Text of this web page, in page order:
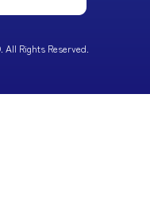
All Rights Reserved.